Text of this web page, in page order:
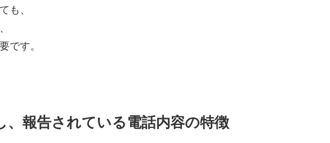
も、
です。
、報告されている電話内容の特徴